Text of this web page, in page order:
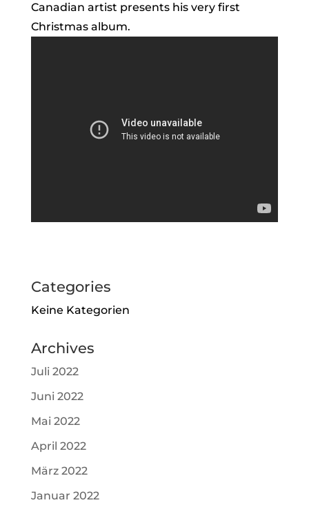
Canadian artist presents his very first
Christmas album.
Categories
Keine Kategorien
Archives
Juli 2022
Juni 2022
Mai 2022
April 2022
März 2022
Januar 2022